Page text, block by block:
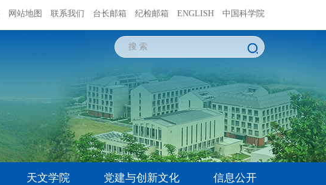
网站地图 联系我们 台长邮箱 纪检邮箱 ENGLISH 中国科学院
天文学院 党建与创新文化 信息公开